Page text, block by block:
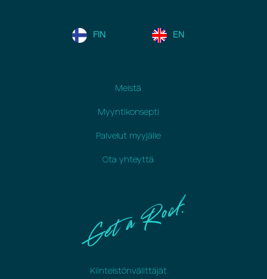
FIN EN
Meistä
Myyntikonsepti
Palvelut myyjälle
Ota yhteyttä
Kiinteistönvälittäjät